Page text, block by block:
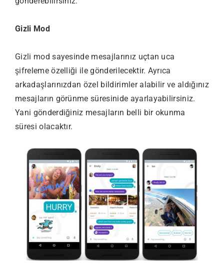
Gizli Mod
Gizli mod sayesinde mesajlarınız uçtan uca
şifreleme özelliği ile gönderilecektir. Ayrıca
arkadaşlarınızdan özel bildirimler alabilir ve aldığınız
mesajların görünme süresinide ayarlayabilirsiniz.
Yani gönderdiğiniz mesajların belli bir okunma
süresi olacaktır.